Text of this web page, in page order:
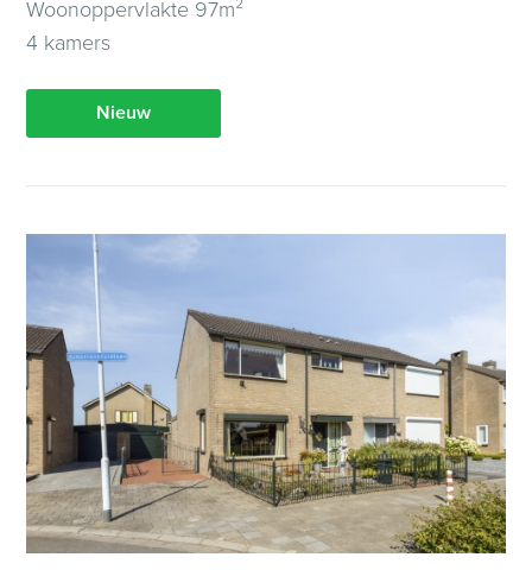
Woonoppervlakte 97m²
4 kamers
Nieuw